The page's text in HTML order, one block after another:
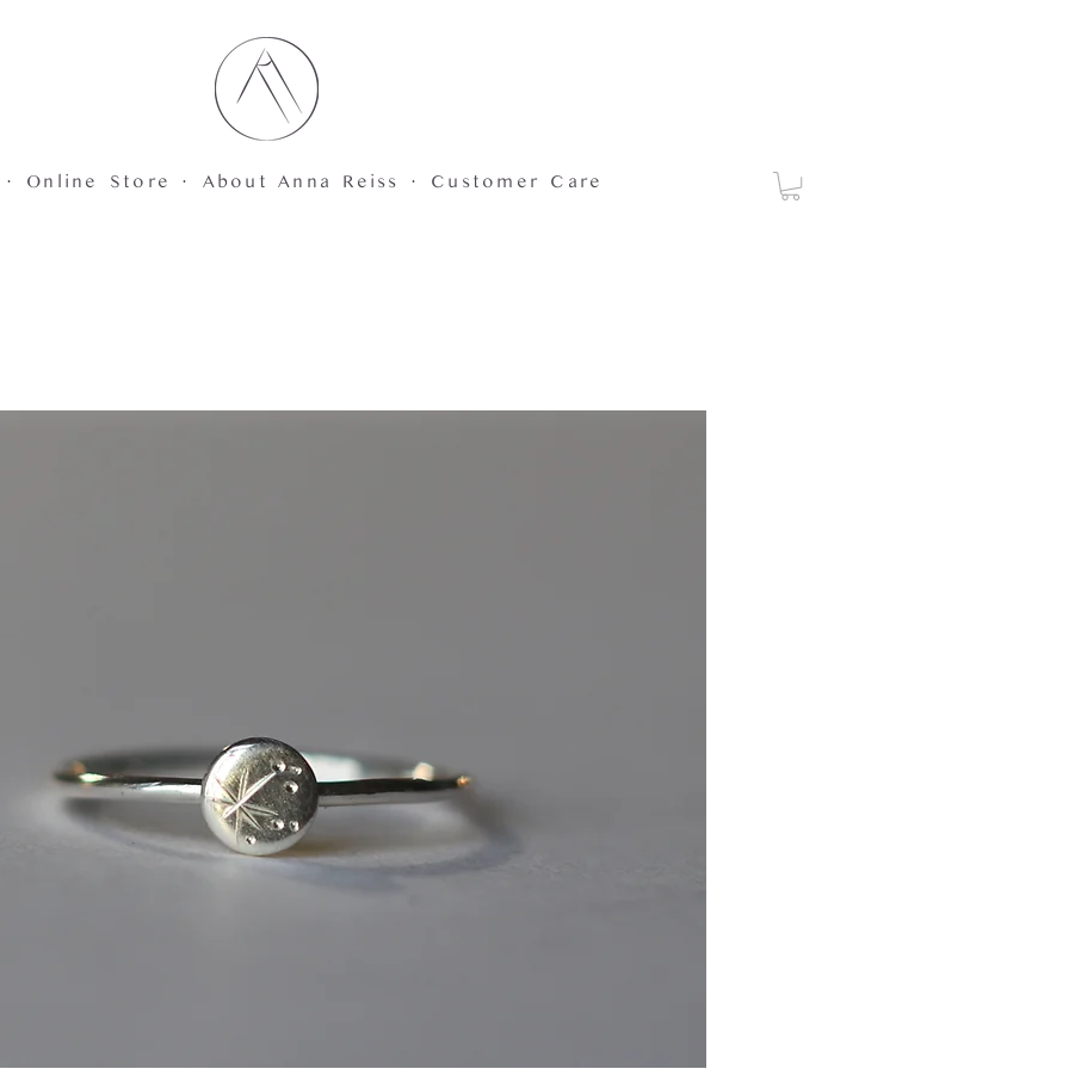
Online Store · About Anna Reiss · Customer Care